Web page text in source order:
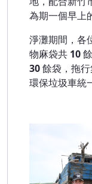
為期一個早上
淨灘期間，各
物麻袋共 10
30餘袋，拖
環保垃圾車統